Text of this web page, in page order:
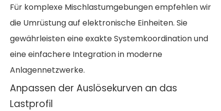
Für komplexe Mischlastumgebungen empfehlen wir
die Umrüstung auf elektronische Einheiten. Sie
gewährleisten eine exakte Systemkoordination und
eine einfachere Integration in moderne
Anlagennetzwerke.
Anpassen der Auslösekurven an das
Lastprofil